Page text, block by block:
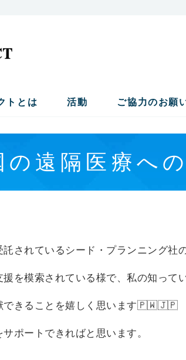
子供たちの健やかな育成をサポートす
トとは 活動 ご協力のお願
の遠隔医療へ
されているシード・プランニング社
を模索されている様で、私の知って
できることを嬉しく思います🇵🇼🇯🇵
ポートできればと思います。